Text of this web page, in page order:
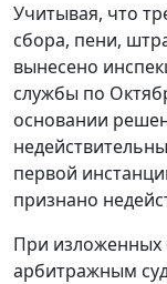
Учитывая, что
сбора, пени,
вынесено
службы по
основании
первой
признано
При изложенных
арбитражным